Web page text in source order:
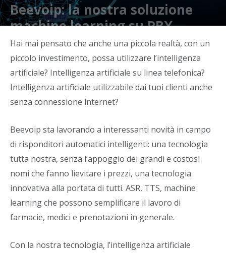
Beevoip: la nostra soluzione
machine learning su PBX
Di Beevoipsrl - 8 Febbraio 2022
Hai mai pensato che anche una piccola realtà, con un
piccolo investimento, possa utilizzare l’intelligenza
artificiale? Intelligenza artificiale su linea telefonica?
Intelligenza artificiale utilizzabile dai tuoi clienti anche
senza connessione internet?
Beevoip sta lavorando a interessanti novità in campo
di risponditori automatici intelligenti: una tecnologia
tutta nostra, senza l’appoggio dei grandi e costosi
nomi che fanno lievitare i prezzi, una tecnologia
innovativa alla portata di tutti. ASR, TTS, machine
learning che possono semplificare il lavoro di
farmacie, medici e prenotazioni in generale.
Con la nostra tecnologia, l’intelligenza artificiale